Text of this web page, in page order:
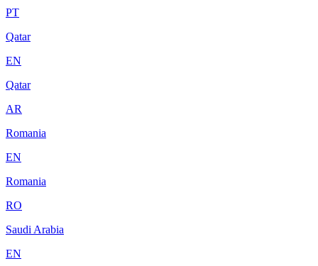
PT
Qatar
EN
Qatar
AR
Romania
EN
Romania
RO
Saudi Arabia
EN